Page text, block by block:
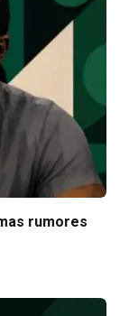
rumores